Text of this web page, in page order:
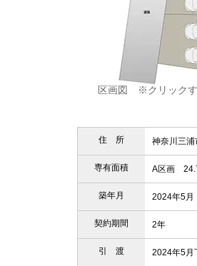
区画図 ※クリックす
住 所 神奈川三浦
専有面積 A区画
築年月 2024年5
契約期間 2年
引 渡 2024年5月